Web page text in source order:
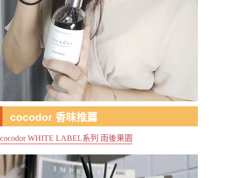
cocodor 香味推薦
cocodor WHITE LABEL系列 雨後果園